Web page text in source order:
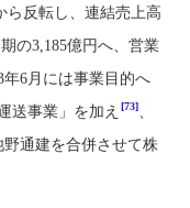
ら反転し、連結売上高
の3,185億円へ、営業
年6月には事業目的へ
送事業」を加え [73]
野通建を合併させて株